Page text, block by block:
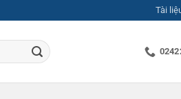
Tài